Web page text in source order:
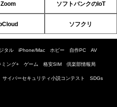
Zoom ソフトバンクのIoT
ソフクリ
タル iPhone/Mac ホビー 自作PC AV
ミング+ ゲーム 格安SIM 倶楽部情報局
サイバーセキュリティ小説コンテスト SDGs